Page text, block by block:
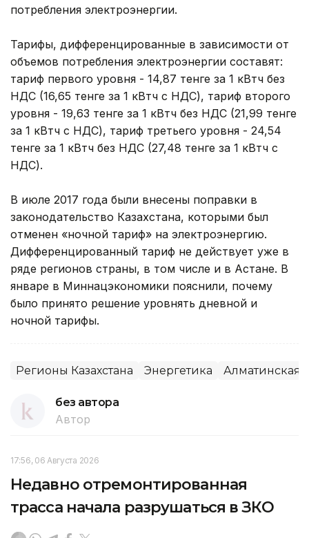
потребления электроэнергии.
Тарифы, дифференцированные в зависимости от
объемов потребления электроэнергии составят:
тариф первого уровня - 14,87 тенге за 1 кВтч без
НДС (16,65 тенге за 1 кВтч с НДС), тариф второго
уровня - 19,63 тенге за 1 кВтч без НДС (21,99 тенге
за 1 кВтч с НДС), тариф третьего уровня - 24,54
тенге за 1 кВтч без НДС (27,48 тенге за 1 кВтч с
НДС).
В июле 2017 года были внесены поправки в
законодательство Казахстана, которыми был
отменен «ночной тариф» на электроэнергию.
Дифференцированный тариф не действует уже в
ряде регионов страны, в том числе и в Астане. В
январе в Миннацэкономики пояснили, почему
было принято решение уровнять дневной и
ночной тарифы.
Регионы Казахстана Энергетика Алматинская
без автора
Автор
17:56, 06 Августа 2026
Недавно отремонтированная
трасса начала разрушаться в ЗКО